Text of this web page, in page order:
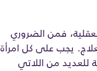
فمن الضروري
يجب على كل امرأة
للعديد من اللاتي